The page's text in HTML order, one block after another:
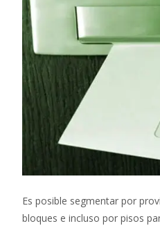
Es posible segmentar por
bloques e incluso por pisos